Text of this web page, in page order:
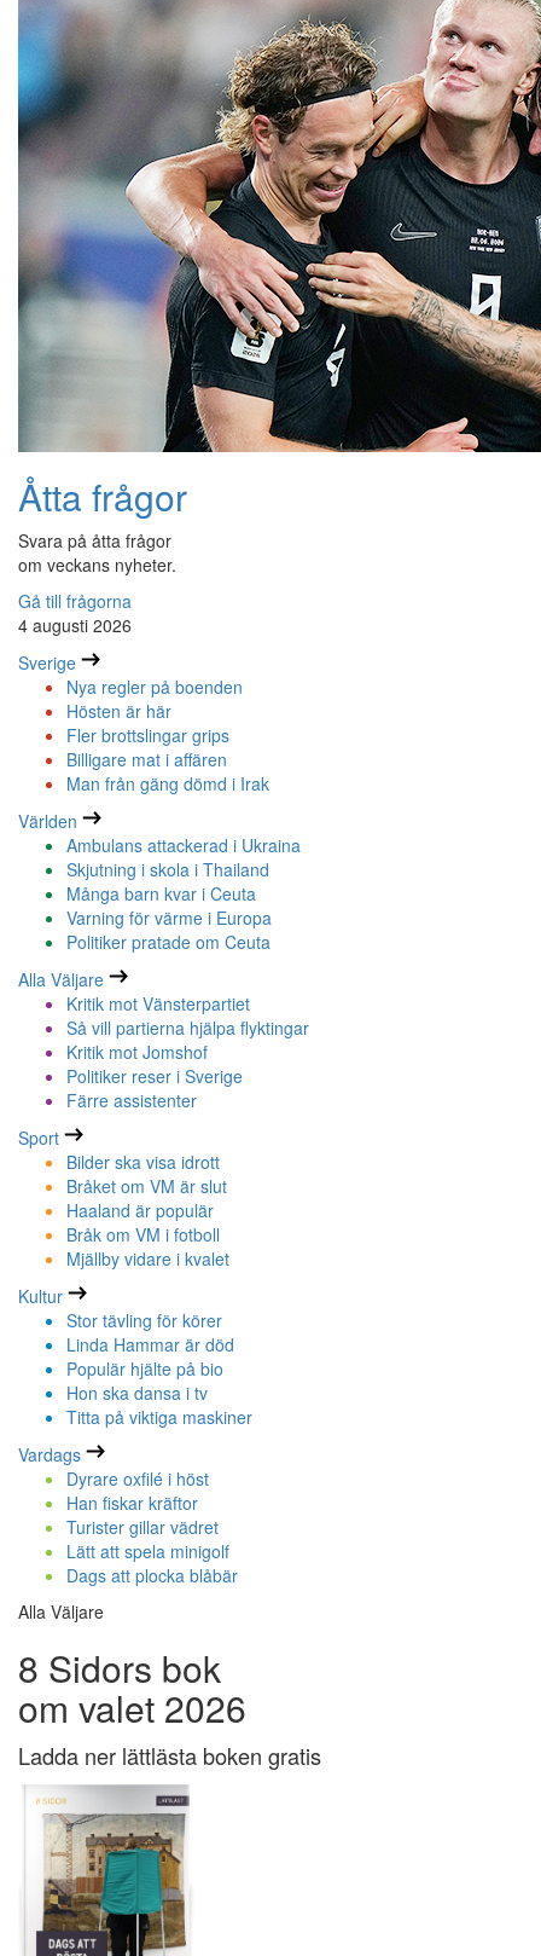
Åtta frågor
Svara på åtta frågor
om veckans nyheter.
Gå till frågorna
4 augusti 2026
Sverige
Nya regler på boenden
Hösten är här
Fler brottslingar grips
Billigare mat i affären
Man från gäng dömd i Irak
Världen
Ambulans attackerad i Ukraina
Skjutning i skola i Thailand
Många barn kvar i Ceuta
Varning för värme i Europa
Politiker pratade om Ceuta
Alla Väljare
Kritik mot Vänsterpartiet
Så vill partierna hjälpa flyktingar
Kritik mot Jomshof
Politiker reser i Sverige
Färre assistenter
Sport
Bilder ska visa idrott
Bråket om VM är slut
Haaland är populär
Bråk om VM i fotboll
Mjällby vidare i kvalet
Kultur
Stor tävling för körer
Linda Hammar är död
Populär hjälte på bio
Hon ska dansa i tv
Titta på viktiga maskiner
Vardags
Dyrare oxfilé i höst
Han fiskar kräftor
Turister gillar vädret
Lätt att spela minigolf
Dags att plocka blåbär
Alla Väljare
8 Sidors bok
om valet 2026
Ladda ner lättlästa boken gratis